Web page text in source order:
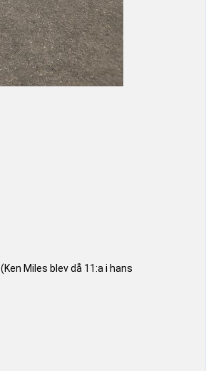
Miles blev då 11:a i hans